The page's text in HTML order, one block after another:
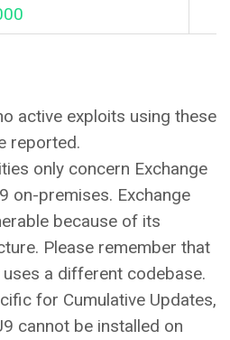
active exploits using these
reported.
only concern Exchange
on-premises. Exchange
because of its
Please remember that
uses a different codebase.
for Cumulative Updates,
cannot be installed on